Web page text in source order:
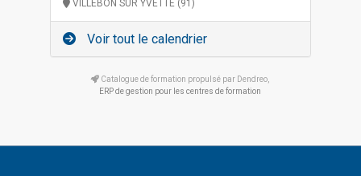
VILLEBON SUR YVETTE (91)
Voir tout le calendrier
Catalogue de formation propulsé par Dendreo,
ERP de gestion pour les centres de formation